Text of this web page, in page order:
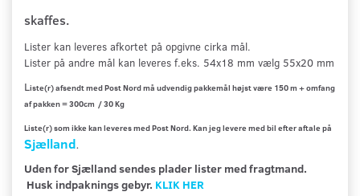
skaffes.
Lister kan leveres afkortet på opgivne cirka mål.
Lister på andre mål kan leveres f.eks. 54x18 mm vælg 55x20 mm
Liste(r) afsendt med Post Nord må udvendig pakkemål højst være 150 m + omfang
af pakken = 300cm / 30 Kg
Liste(r) som ikke kan leveres med Post Nord. Kan jeg levere med bil efter aftale på
Sjælland.
Uden for Sjælland sendes plader lister med fragtmand.
Husk indpaknings gebyr. KLIK HER